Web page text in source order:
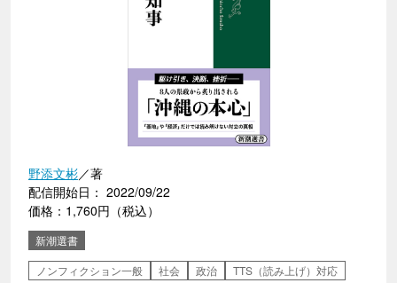
野添文彬／著
配信開始日： 2022/09/22
価格：1,760円（税込）
新潮選書
ノンフィクション一般
社会 政治 TTS（読み上げ）対応